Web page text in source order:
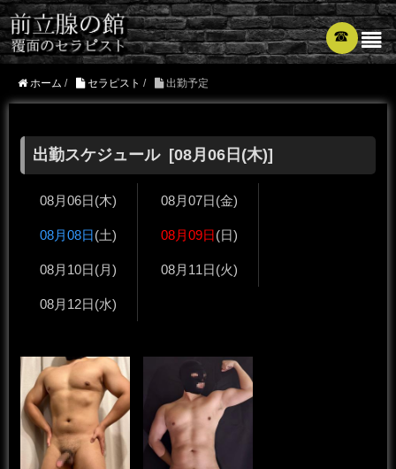
☎︎
ホーム / セラピスト / 出勤予定
出勤スケジュール [08月06日 (木)]
08月06日(木) 08月07日(金)
08月08日(土) 08月09日(日)
08月10日(月) 08月11日(火)
08月12日(水)